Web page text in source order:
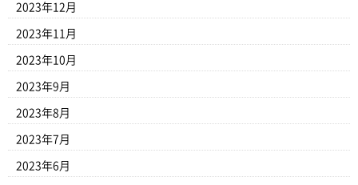
2023年12月
2023年11月
2023年10月
2023年9月
2023年8月
2023年7月
2023年6月